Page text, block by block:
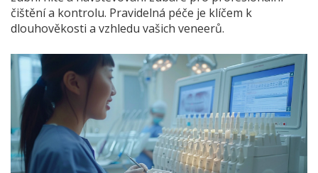
čištění a kontrolu. Pravidelná péče je klíčem k
dlouhověkosti a vzhledu vašich veneerů.